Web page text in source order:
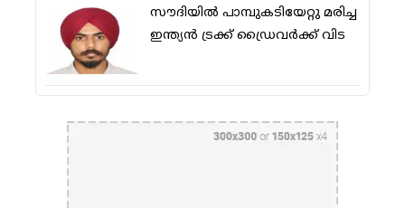
സൗദിയിൽ പാമ്പുകടിയേറ്റു മരിച്ച
ഇന്ത്യൻ ട്രക്ക് ഡ്രൈവർക്ക് വിട